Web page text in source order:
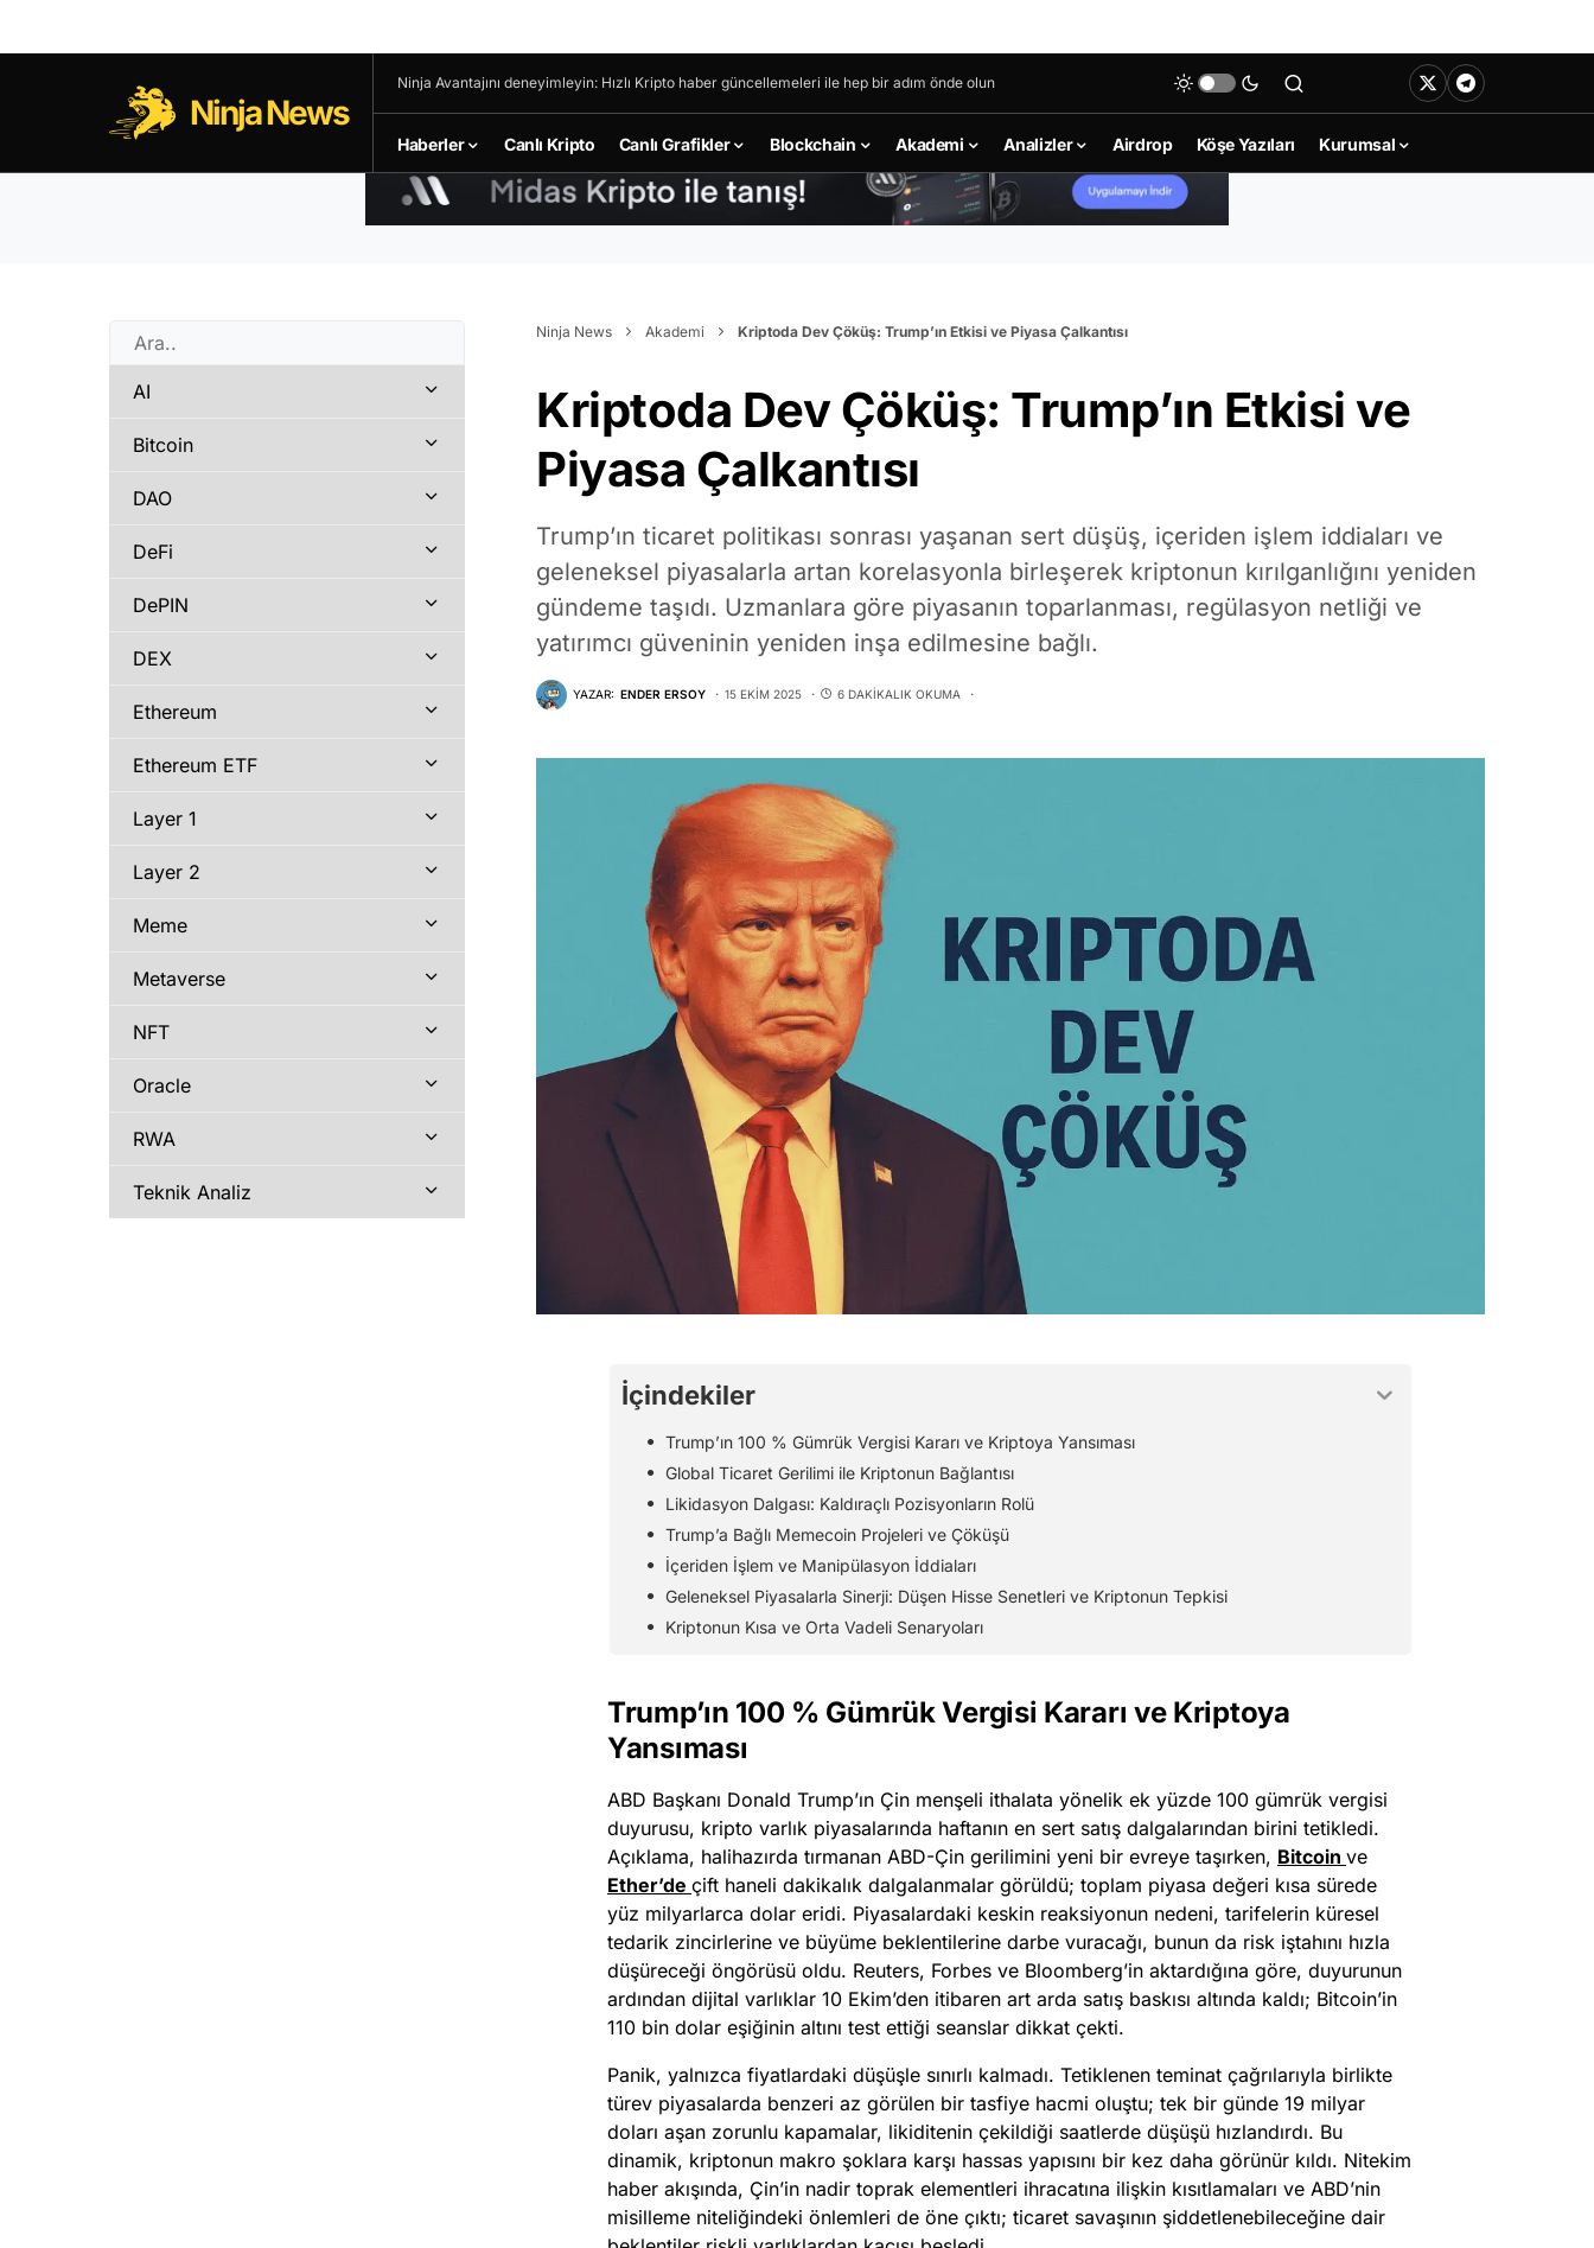
Ninja News
Ninja Avantajını deneyimleyin: Hızlı Kripto haber güncellemeleri ile hep bir adım önde olun
Haberler Canlı Kripto Canlı Grafikler Blockchain Akademi Analizler Airdrop Köşe Yazıları Kurumsal
Ninja News Akademi Kriptoda Dev Çöküş: Trump’ın Etkisi ve Piyasa Çalkantısı
Kriptoda Dev Çöküş: Trump’ın Etkisi ve
Piyasa Çalkantısı
Trump’ın ticaret politikası sonrası yaşanan sert düşüş, içeriden işlem iddiaları ve
geleneksel piyasalarla artan korelasyonla birleşerek kriptonun kırılganlığını yeniden
gündeme taşıdı. Uzmanlara göre piyasanın toparlanması, regülasyon netliği ve
yatırımcı güveninin yeniden inşa edilmesine bağlı.
YAZAR: ENDER ERSOY 15 EKIM 2025 6 DAKIKALIK OKUMA
İçindekiler
Trump’ın 100 % Gümrük Vergisi Kararı ve Kriptoya Yansıması
Global Ticaret Gerilimi ile Kriptonun Bağlantısı
Likidasyon Dalgası: Kaldıraçlı Pozisyonların Rolü
Trump’a Bağlı Memecoin Projeleri ve Çöküşü
İçeriden İşlem ve Manipülasyon İddiaları
Geleneksel Piyasalarla Sinerji: Düşen Hisse Senetleri ve Kriptonun Tepkisi
Kriptonun Kısa ve Orta Vadeli Senaryoları
Trump’ın 100 % Gümrük Vergisi Kararı ve Kriptoya
Yansıması
ABD Başkanı Donald Trump’ın Çin menşeli ithalata yönelik ek yüzde 100 gümrük vergisi
duyurusu, kripto varlık piyasalarında haftanın en sert satış dalgalarından birini tetikledi.
Açıklama, halihazırda tırmanan ABD-Çin gerilimini yeni bir evreye taşırken, Bitcoin ve
Ether’de çift haneli dakikalık dalgalanmalar görüldü; toplam piyasa değeri kısa sürede
yüz milyarlarca dolar eridi. Piyasalardaki keskin reaksiyonun nedeni, tarifelerin küresel
tedarik zincirlerine ve büyüme beklentilerine darbe vuracağı, bunun da risk iştahını hızla
düşüreceği öngörüsü oldu. Reuters, Forbes ve Bloomberg’in aktardığına göre, duyurunun
ardından dijital varlıklar 10 Ekim’den itibaren art arda satış baskısı altında kaldı; Bitcoin’in
110 bin dolar eşiğinin altını test ettiği seanslar dikkat çekti.
Panik, yalnızca fiyatlardaki düşüşle sınırlı kalmadı. Tetiklenen teminat çağrılarıyla birlikte
türev piyasalarda benzeri az görülen bir tasfiye hacmi oluştu; tek bir günde 19 milyar
doları aşan zorunlu kapamalar, likiditenin çekildiği saatlerde düşüşü hızlandırdı. Bu
dinamik, kriptonun makro şoklara karşı hassas yapısını bir kez daha görünür kıldı. Nitekim
haber akışında, Çin’in nadir toprak elementleri ihracatına ilişkin kısıtlamaları ve ABD’nin
misilleme niteliğindeki önlemleri de öne çıktı; ticaret savaşının şiddetlenebileceğine dair
AI
Bitcoin
DAO
DeFi
DePIN
DEX
Ethereum
Ethereum ETF
Layer 1
Layer 2
Meme
Metaverse
NFT
Oracle
RWA
Teknik Analiz